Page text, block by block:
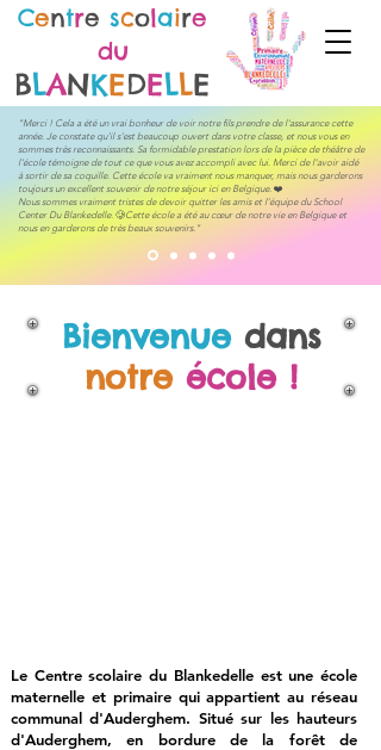
Centre scolaire
du
BLANKEDELLE
"Merci ! Cela a été un vrai bonheur de voir notre fils prendre de l'assurance cette
année. Je constate qu'il s'est beaucoup ouvert dans votre classe, et nous vous en
sommes très reconnaissants. Sa formidable prestation lors de la pièce de théâtre de
l'école témoigne de tout ce que vous avez accompli avec lui. Merci de l’avoir aidé
à sortir de sa coquille. Cette école va vraiment nous manquer, mais nous garderons
toujours un excellent souvenir de notre séjour ici en Belgique. ❤️
Nous sommes vraiment tristes de devoir quitter les amis et l’équipe du School
Center Du Blankedelle. 🥲Cette école a été au cœur de notre vie en Belgique et
nous en garderons de très beaux souvenirs."
Bienvenue dans
notre école !
Le Centre scolaire du Blankedelle est une école
maternelle et primaire qui appartient au réseau
communal d'Auderghem. Situé sur les hauteurs
d'Auderghem, en bordure de la forêt de